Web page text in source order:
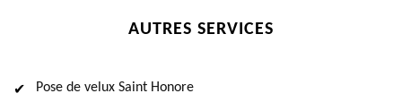
AUTRES SERVICES
Pose de velux Saint Honore